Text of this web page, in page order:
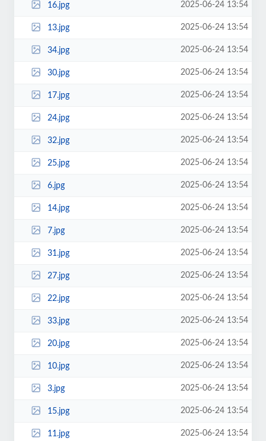
16.jpg 2025-06-24 13:54
13.jpg 2025-06-24 13:54
34.jpg 2025-06-24 13:54
30.jpg 2025-06-24 13:54
17.jpg 2025-06-24 13:54
24.jpg 2025-06-24 13:54
32.jpg 2025-06-24 13:54
25.jpg 2025-06-24 13:54
6.jpg 2025-06-24 13:54
14.jpg 2025-06-24 13:54
7.jpg 2025-06-24 13:54
31.jpg 2025-06-24 13:54
27.jpg 2025-06-24 13:54
22.jpg 2025-06-24 13:54
33.jpg 2025-06-24 13:54
20.jpg 2025-06-24 13:54
10.jpg 2025-06-24 13:54
3.jpg 2025-06-24 13:54
15.jpg 2025-06-24 13:54
11.jpg 2025-06-24 13:54